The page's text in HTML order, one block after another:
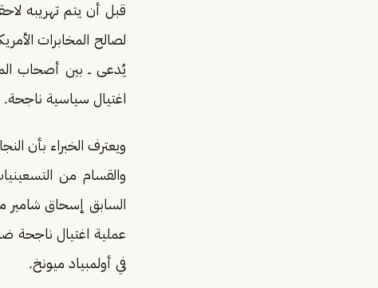
لصالح المخابرات
يُدعى ــ بين أصحاب
اغتيال سياسية ناجحة.
ويعترف الخبراء بأن
والقسام من
السابق إسحاق شامير
عملية اغتيال ناجحة
في أولمبياد ميونخ.